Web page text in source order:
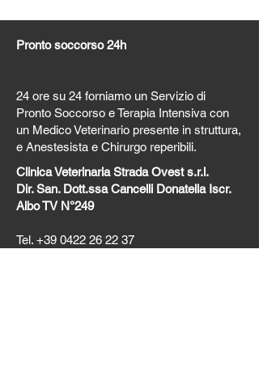
Pronto soccorso 24h
24 ore su 24 forniamo un Servizio di
Pronto Soccorso e Terapia Intensiva con
un Medico Veterinario presente in struttura,
e Anestesista e Chirurgo reperibili.
Clinica Veterinaria Strada Ovest s.r.l.
Dir. San. Dott.ssa Cancelli Donatella Iscr.
Albo TV N°249
Tel. +39 0422 26 22 37